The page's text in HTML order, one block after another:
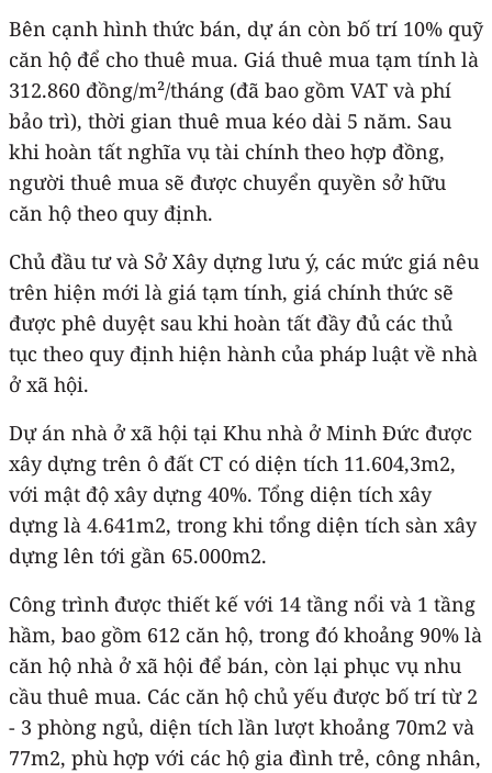
Bên cạnh hình thức bán, dự án còn bố trí 10% quỹ
căn hộ để cho thuê mua. Giá thuê mua tạm tính là
312.860 đồng/m²/tháng (đã bao gồm VAT và phí
bảo trì), thời gian thuê mua kéo dài 5 năm. Sau
khi hoàn tất nghĩa vụ tài chính theo hợp đồng,
người thuê mua sẽ được chuyển quyền sở hữu
căn hộ theo quy định.
Chủ đầu tư và Sở Xây dựng lưu ý, các mức giá nêu
trên hiện mới là giá tạm tính, giá chính thức sẽ
được phê duyệt sau khi hoàn tất đầy đủ các thủ
tục theo quy định hiện hành của pháp luật về nhà
ở xã hội.
Dự án nhà ở xã hội tại Khu nhà ở Minh Đức được
xây dựng trên ô đất CT có diện tích 11.604,3m2,
với mật độ xây dựng 40%. Tổng diện tích xây
dựng là 4.641m2, trong khi tổng diện tích sàn xây
dựng lên tới gần 65.000m2.
Công trình được thiết kế với 14 tầng nổi và 1 tầng
hầm, bao gồm 612 căn hộ, trong đó khoảng 90% là
căn hộ nhà ở xã hội để bán, còn lại phục vụ nhu
cầu thuê mua. Các căn hộ chủ yếu được bố trí từ 2
- 3 phòng ngủ, diện tích lần lượt khoảng 70m2 và
77m2, phù hợp với các hộ gia đình trẻ, công nhân,